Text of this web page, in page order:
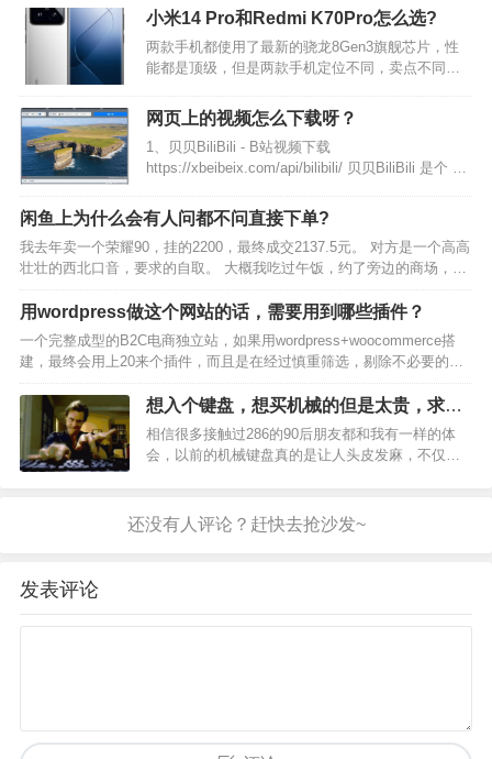
微的漏光，但在大多数情况下，这并不影响使用体
验。 相比之下，VA面板提供更高的对比度和更深的
黑色，增强…
小米14 Pro和Redmi K70Pro怎么选?
两款手机都使用了最新的骁龙8Gen3旗舰芯片，性
能都是顶级，但是两款手机定位不同，卖点不同，
14Pro定位旗舰中高端手机。具体根据个人需求与预
算来选择： 两款手机的相同、相似点：都使用了骁
龙…
网页上的视频怎么下载呀？
1、贝贝BiliBili - B站视频下载
https://xbeibeix.com/api/bilibili/ 贝贝BiliBili 是个 免
把视频链接粘贴进去 → 输入验证码 →…
闲鱼上为什么会有人问都不问直接下单?
我去年卖一个荣耀90，挂的2200，最终成交2137.5元。 对方是一个高高
壮壮的西北口音，要求的自取。 大概我吃过午饭，约了旁边的商场，那
里有荣耀售后。 见了面，先看了手机，试了好一会儿，各种测试，没问
题。 然后去了商场二楼的荣耀售后，让…
用wordpress做这个网站的话，需要用到哪些插件？
一个完整成型的B2C电商独立站，如果用wordpress+woocommerce搭
建，最终会用上20来个插件，而且是在经过慎重筛选，剔除不必要的插
件的情况下，别问我为什么。 wordpress建站，插件安装多了，速度会
变慢，这是常识，但需要…想入个键盘，想买机械的但是太贵，求知
友推荐一款手感比较好的薄膜键盘？
相信很多接触过286的90后朋友都和我有一样的体
会，以前的机械键盘真的是让人头皮发麻，不仅敲
不想再用打字来宣扬自己有电脑的优越感，基本上
大家都换成了又轻…
发表评论